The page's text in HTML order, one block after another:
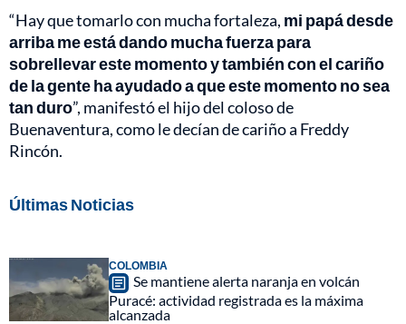
“Hay que tomarlo con mucha fortaleza, mi papá desde
arriba me está dando mucha fuerza para
sobrellevar este momento y también con el cariño
de la gente ha ayudado a que este momento no sea
tan duro”, manifestó el hijo del coloso de
Buenaventura, como le decían de cariño a Freddy
Rincón.
Últimas Noticias
COLOMBIA
Se mantiene alerta naranja en volcán
Puracé: actividad registrada es la máxima
alcanzada